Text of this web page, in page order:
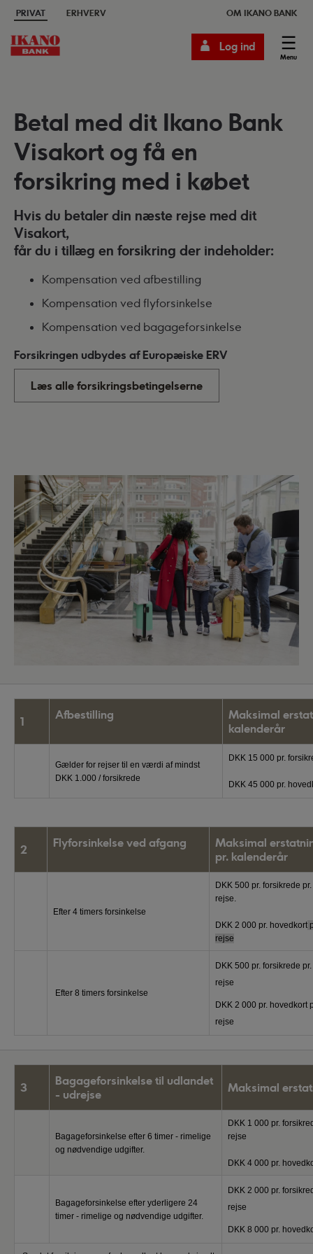
PRIVAT ERHVERV OM IKANO BANK
Menu
Log ind
Betal med dit Ikano Bank
Visakort og få en
forsikring med i købet
Hvis du betaler din næste rejse med dit
Visakort,
får du i tillæg en forsikring der indeholder:
Kompensation ved afbestilling
Kompensation ved flyforsinkelse
Kompensation ved bagageforsinkelse
Forsikringen udbydes af Europæiske ERV
Læs alle forsikringsbetingelserne
1 Afbestilling
Maksimal
kalenderår
Gælder for rejser til en værdi af mindst
DKK 1.000 / forsikrede
DKK 15 000 pr.
DKK 45 000 pr.
2 Flyforsinkelse ved afgang
Maksimal
pr. kalenderår
Efter 4 timers forsinkelse
DKK 500 pr. forsikrede pr.
rejse.
DKK 2 000 pr. hovedkort
rejse
Efter 8 timers forsinkelse
DKK 500 pr. forsikrede pr.
rejse
DKK 2 000 pr. hovedkort
rejse
3
Bagageforsinkelse til udlandet
- udrejse
Maksimal
Bagageforsinkelse efter 6 timer - rimelige
og nødvendige udgifter.
DKK 1 000 pr.
rejse
DKK 4 000 pr.
Bagageforsinkelse efter yderligere 24
timer - rimelige og nødvendige udgifter.
DKK 2 000 pr.
rejse
DKK 8 000 pr.